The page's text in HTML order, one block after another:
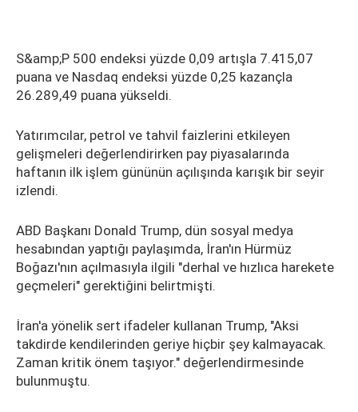
S&amp;P 500 endeksi yüzde 0,09 artışla 7.415,07
puana ve Nasdaq endeksi yüzde 0,25 kazançla
26.289,49 puana yükseldi.
Yatırımcılar, petrol ve tahvil faizlerini etkileyen
gelişmeleri değerlendirirken pay piyasalarında
haftanın ilk işlem gününün açılışında karışık bir seyir
izlendi.
ABD Başkanı Donald Trump, dün sosyal medya
hesabından yaptığı paylaşımda, İran'ın Hürmüz
Boğazı'nın açılmasıyla ilgili "derhal ve hızlıca harekete
geçmeleri" gerektiğini belirtmişti.
İran'a yönelik sert ifadeler kullanan Trump, "Aksi
takdirde kendilerinden geriye hiçbir şey kalmayacak.
Zaman kritik önem taşıyor." değerlendirmesinde
bulunmuştu.